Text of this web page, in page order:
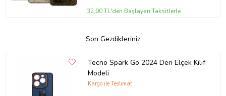
32,00 TL'den Başlayan Taksitlerle
Son Gezdikleriniz
Tecno Spark Go 2024 Deri Elçek Kılıf
Modeli
Kargo ile Teslimat